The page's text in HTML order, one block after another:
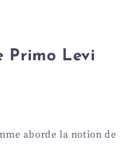
Primo Levi
aborde la notion de